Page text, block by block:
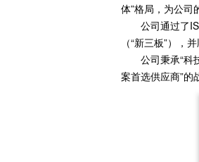
体”格局，为公司
公司通过了
（“新三板”），
公司秉承“科
案首选供应商”的